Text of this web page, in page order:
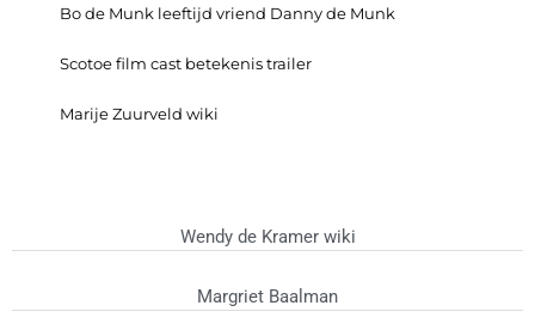
Bo de Munk leeftijd vriend Danny de Munk
Scotoe film cast betekenis trailer
Marije Zuurveld wiki
Wendy de Kramer wiki
Margriet Baalman